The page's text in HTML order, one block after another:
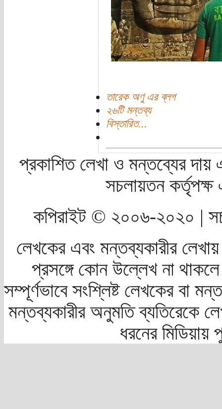
তারেক অণু এর ব্লগ
২৬টি মন্তব্য
বিস্তারিত...
প্রকাশিত লেখা ও মন্তব্যের দায়
সচলায়তন
কপিরাইট © ২০০৬-২০২০ |
লেখকের এবং মন্তব্যকারীর
প্রসঙ্গে কোন উল্লেখ না
সম্পূর্ণভাবে সংশ্লিষ্ট লেখকের বা
মন্তব্যকারীর অনুমতি ব্যতিরেকে
ধরনের মিডিয়ায়